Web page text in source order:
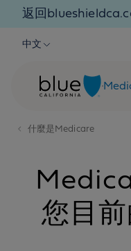
Skip to content
返回
中文
什麼是Medicare
您目